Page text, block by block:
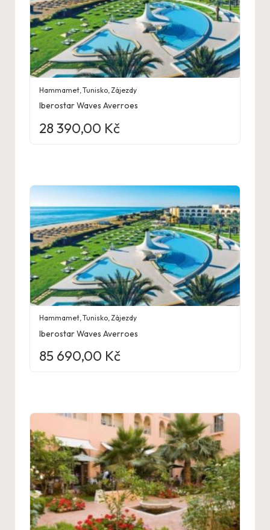
Hammamet ,Tunisko Zájezdy
Iberostar Waves Averroes
28 390,00 Kč
Hammamet,Tunisko,Zájezdy
Iberostar Waves Averroes
85 690,00 Kč